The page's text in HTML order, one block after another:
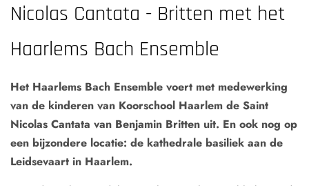
Nicolas Cantata - Britten met het
Haarlems Bach Ensemble
Het Haarlems Bach Ensemble voert met medewerking
van de kinderen van Koorschool Haarlem de Saint
Nicolas Cantata van Benjamin Britten uit. En ook nog op
een bijzondere locatie: de kathedrale basiliek aan de
Leidsevaart in Haarlem.